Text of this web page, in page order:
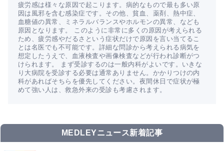
疲労感は様々な原因で起こります。病的なもので最も多い原
因は風邪を含む感染症です。その他、貧血、薬剤、熱中症、
血糖値の異常、ミネラルバランスやホルモンの異常、なども
原因となります。 このように非常に多くの原因が考えられる
ため、疲労感やだるさという症状だけで原因を言い当てるこ
とは名医でも不可能です。詳細な問診から考えられる病気を
想定したうえで、血液検査や画像検査などが行われ診断がつ
けられます。 まず受診するのは一般内科がよいです。いきな
り大病院を受診する必要は通常ありません。かかりつけの内
科があればそちらを優先してください。夜間休日で症状が極
めて強い人は、救急外来の受診も考慮されます。
MEDLEYニュース新着記事